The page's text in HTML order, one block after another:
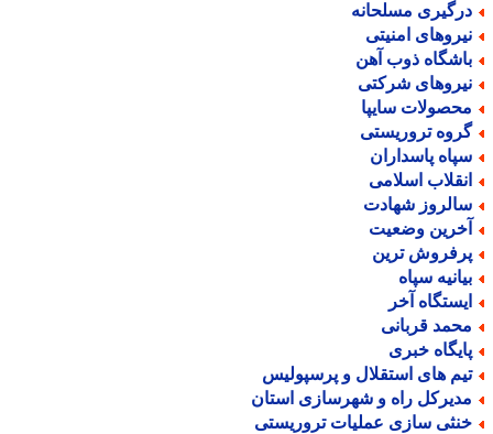
مسلحانه
امنیتی
ذوب آهن
شرکتی
سایپا
تروریستی
پاسداران
اسلامی
شهادت
وضعیت
ترین
سپاه
آخر
قربانی
خبری
های استقلال و پرسپولیس
راه و شهرسازی استان
سازی عملیات تروریستی